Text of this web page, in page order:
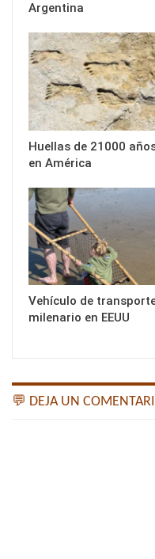
Argentina
Huellas de 21000
en América
Vehículo de
milenario en EEUU
💬 DEJA UN